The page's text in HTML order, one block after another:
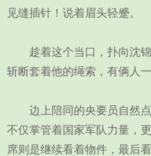
见缝插针！说着眉头轻蹙。
趁着这个当口，扑向沈锦
斩断套着他的绳索，有俩人
边上陪同的央要员自然点
不仅掌管着国家军队力量，
席则是继续看着物件，最后